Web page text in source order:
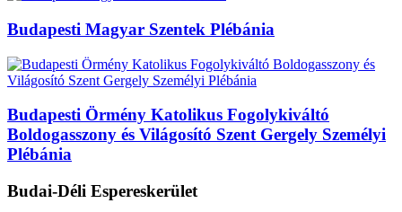
Budapesti Magyar Szentek Plébánia
Budapesti Örmény Katolikus Fogolykiváltó
Boldogasszony és Világosító Szent Gergely Személyi
Plébánia
Budai-Déli Espereskerület